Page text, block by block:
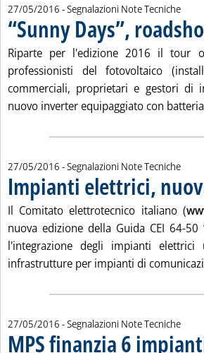
27/05/2016 - Segnalazioni Note Tecniche
“Sunny Days”,
Riparte per l'edizione 2016 il tour
professionisti del fotovoltaico
commerciali, proprietari e gestori di
nuovo inverter equipaggiato con batteria
27/05/2016 - Segnalazioni Note Tecniche
Impianti elettrici,
Il Comitato elettrotecnico italiano (
nuova edizione della Guida CEI 64-
l'integrazione degli impianti
infrastrutture per impianti di
27/05/2016 - Segnalazioni Note Tecniche
MPS finanzia 6